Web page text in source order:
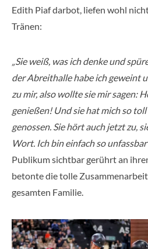
Edith Piaf darbot, liefen wohl
Tränen:
„Sie weiß, was ich denke und
der Abreithalle habe ich geweint
zu mir, also wollte sie mir sagen:
genießen! Und sie hat mich so
genossen. Sie hört auch jetzt zu,
Wort. Ich bin einfach so unfassbar
Publikum sichtbar gerührt an
betonte die tolle
gesamten Familie.